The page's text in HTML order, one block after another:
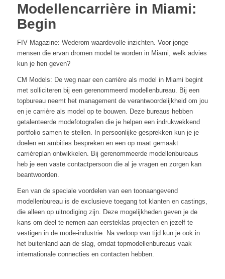
Modellencarrière in Miami:
Begin
FIV Magazine: Wederom waardevolle inzichten. Voor jonge
mensen die ervan dromen model te worden in Miami, welk advies
kun je hen geven?
CM Models: De weg naar een carrière als model in Miami begint
met solliciteren bij een gerenommeerd modellenbureau. Bij een
topbureau neemt het management de verantwoordelijkheid om jou
en je carrière als model op te bouwen. Deze bureaus hebben
getalenteerde modefotografen die je helpen een indrukwekkend
portfolio samen te stellen. In persoonlijke gesprekken kun je je
doelen en ambities bespreken en een op maat gemaakt
carrièreplan ontwikkelen. Bij gerenommeerde modellenbureaus
heb je een vaste contactpersoon die al je vragen en zorgen kan
beantwoorden.
Een van de speciale voordelen van een toonaangevend
modellenbureau is de exclusieve toegang tot klanten en castings,
die alleen op uitnodiging zijn. Deze mogelijkheden geven je de
kans om deel te nemen aan eersteklas projecten en jezelf te
vestigen in de mode-industrie. Na verloop van tijd kun je ook in
het buitenland aan de slag, omdat topmodellenbureaus vaak
internationale connecties en contacten hebben.